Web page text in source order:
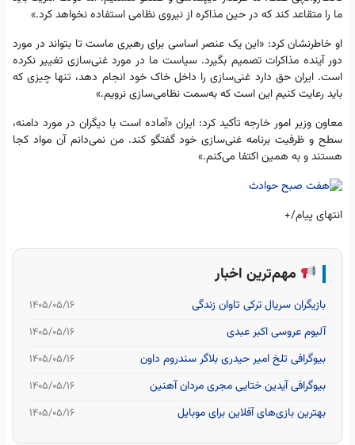
ما را متقاعد کند که در حین مذاکره از نیروی نظامی استفاده نخواهد کرد.»
او خاطرنشان کرد: «این یک عنصر اساسی برای رهبری ماست تا بتواند در مورد
دور آینده مذاکرات تصمیم بگیرد. سیاست ما در مورد غنی‌سازی تغییر نکرده
است. ایران حق دارد غنی‌سازی را داخل خاک خود انجام دهد، تنها چیزی که
باید رعایت کنیم این است که به‌سمت نظامی‌سازی نرویم.»
معاون وزیر امور خارجه تأکید کرد: ایران «آماده است با دیگران در مورد دامنه،
سطح و ظرفیت برنامه غنی‌سازی خود گفتگو کند. من نمی‌دانم آن مواد کجا
هستند و به همین اکتفا می‌کنم.»
انتهای پیام/+
مهم‌ترین اخبار
بازیگران سریال ترکی تاوان زندگی ۱۴۰۵/۰۵/۱۶
آلبوم عروسی اکبر عبدی ۱۴۰۵/۰۵/۱۶
بیوگرافی تلخ امیر حیدری بلاگر سندروم داون ۱۴۰۵/۰۵/۱۶
بیوگرافی آیدین ختایی مجری مردان آهنین ۱۴۰۵/۰۵/۱۶
بهترین بازی‌های آفلاین برای موبایل ۱۴۰۵/۰۵/۱۶